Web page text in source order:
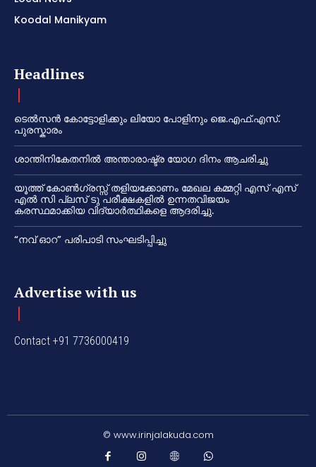
Koodal Manikyam
Headlines
ടെൽസൻ കോട്ടോളിക്കും ലിയോ പോളിനും ജെ.എഫ്.എസ്.
പുരസ്കാരം
ശാന്തിനികേതനിൽ അന്താരാഷ്ട്ര യോഗ ദിനം ആചരിച്ചു
യൂത്ത് കോൺഗ്രസ്സ് തളിയക്കോണം മേഖല കമ്മറ്റി എസ് എസ്
എൽ സി പ്ലസ് ടു പരീക്ഷകളിൽ ഉന്നതവിജയം
കരസ്ഥമാക്കിയ വിദ്യാർത്ഥികളെ ആദരിച്ചു.
“നവ് ഓറ” പരിപാടി സംഘടിപ്പിച്ചു
Advertise with us
Contact +91 7736000419
© www.irinjalakuda.com